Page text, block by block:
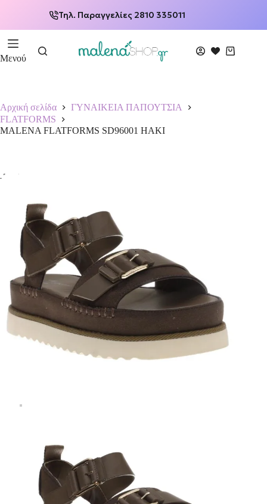
Τηλ. Παραγγελίες 2810 335011
Μενού
Αρχική σελίδα
ΓΥΝΑΙΚΕΙΑ ΠΑΠΟΥΤΣΙΑ
FLATFORMS
MALENA FLATFORMS SD96001 HAKI
-50%